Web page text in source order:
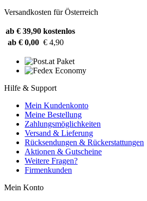
Versandkosten für Österreich
ab € 39,90 kostenlos
ab € 0,00 € 4,90
Hilfe & Support
Mein Kundenkonto
Meine Bestellung
Zahlungsmöglichkeiten
Versand & Lieferung
Rücksendungen & Rückerstattungen
Aktionen & Gutscheine
Weitere Fragen?
Firmenkunden
Mein Konto